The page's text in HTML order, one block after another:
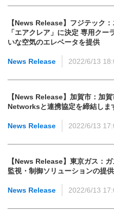
【News Release】フジテック
「エアクレア」に決定 専用ク
いな空気のエレベータを提供
News Release 2022/6/13
【News Release】加賀市：加
Networksと連携協定を締結しま
News Release 2022/6/13
【News Release】東京ガス：
監視・制御ソリューションの提供
News Release 2022/6/13